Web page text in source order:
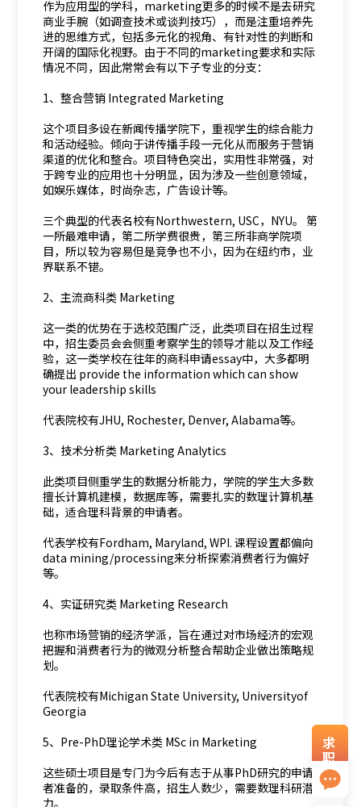
作为应用型的学科，marketing更多的时候不是去研究
商业手腕（如调查技术或谈判技巧），而是注重培养先
进的思维方式，包括多元化的视角、有针对性的判断和
开阔的国际化视野。由于不同的marketing要求和实际
情况不同，因此常常会有以下子专业的分支：
1、整合营销 Integrated Marketing
这个项目多设在新闻传播学院下，重视学生的综合能力
和活动经验。倾向于讲传播手段一元化从而服务于营销
渠道的优化和整合。项目特色突出，实用性非常强，对
于跨专业的应用也十分明显，因为涉及一些创意领域，
如娱乐媒体，时尚杂志，广告设计等。
三个典型的代表名校有Northwestern, USC，NYU。 第
一所最难申请，第二所学费很贵，第三所非商学院项
目，所以较为容易但是竞争也不小，因为在纽约市，业
界联系不错。
2、主流商科类 Marketing
这一类的优势在于选校范围广泛，此类项目在招生过程
中，招生委员会会侧重考察学生的领导才能以及工作经
验，这一类学校在往年的商科申请essay中，大多都明
确提出 provide the information which can show
your leadership skills
代表院校有JHU, Rochester, Denver, Alabama等。
3、技术分析类 Marketing Analytics
此类项目侧重学生的数据分析能力，学院的学生大多数
擅长计算机建模，数据库等，需要扎实的数理计算机基
础，适合理科背景的申请者。
代表学校有Fordham, Maryland, WPI. 课程设置都偏向
data mining/processing来分析探索消费者行为偏好
等。
4、实证研究类 Marketing Research
也称市场营销的经济学派，旨在通过对市场经济的宏观
把握和消费者行为的微观分析整合帮助企业做出策略规
划。
代表院校有Michigan State University, Universityof
Georgia
5、Pre-PhD理论学术类 MSc in Marketing
这些硕士项目是专门为今后有志于从事PhD研究的申请
者准备的，录取条件高，招生人数少，需要数理科研潜
力。
求
职
资
料